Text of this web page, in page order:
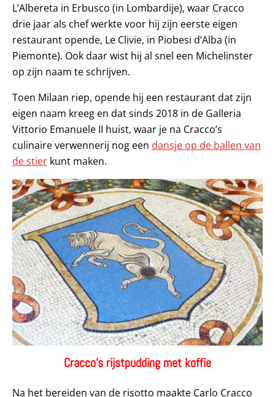
L’Albereta in Erbusco (in Lombardije), waar Cracco
drie jaar als chef werkte voor hij zijn eerste eigen
restaurant opende, Le Clivie, in Piobesi d’Alba (in
Piemonte). Ook daar wist hij al snel een Michelinster
op zijn naam te schrijven.
Toen Milaan riep, opende hij een restaurant dat zijn
eigen naam kreeg en dat sinds 2018 in de Galleria
Vittorio Emanuele II huist, waar je na Cracco’s
culinaire verwennerij nog een dansje op de ballen van
de stier kunt maken.
Cracco’s rijstpudding met koffie
Na het bereiden van de risotto maakte Carlo Cracco